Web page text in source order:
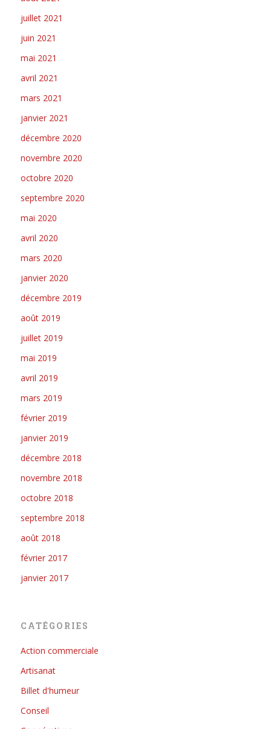
juillet 2021
juin 2021
mai 2021
avril 2021
mars 2021
janvier 2021
décembre 2020
novembre 2020
octobre 2020
septembre 2020
mai 2020
avril 2020
mars 2020
janvier 2020
décembre 2019
août 2019
juillet 2019
mai 2019
avril 2019
mars 2019
février 2019
janvier 2019
décembre 2018
novembre 2018
octobre 2018
septembre 2018
août 2018
février 2017
janvier 2017
CATÉGORIES
Action commerciale
Artisanat
Billet d'humeur
Conseil